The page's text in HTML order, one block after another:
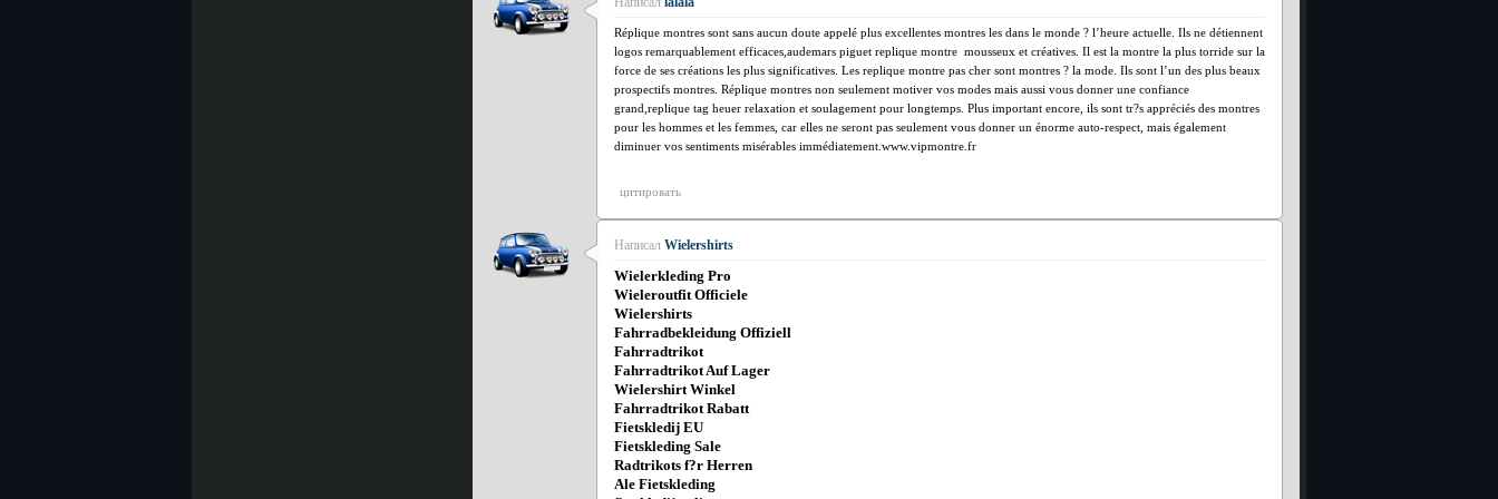
Réplique montres sont sans aucun doute appelé plus excellentes montres les dans le monde ? l’heure actuelle. Ils ne détiennent
logos remarquablement efficaces, audemars piguet replique montre mousseux et créatives. Il est la montre la plus torride sur la
force de ses créations les plus significatives. Les replique montre pas cher sont montres ? la mode. Ils sont l’un des plus beaux
prospectifs montres. Réplique montres non seulement motiver vos modes mais aussi vous donner une confiance
grand, replique tag heuer relaxation et soulagement pour longtemps. Plus important encore, ils sont tr?s appréciés des montres
pour les hommes et les femmes, car elles ne seront pas seulement vous donner un énorme auto-respect, mais également
diminuer vos sentiments misérables immédiatement. www.vipmontre.fr
цитировать
Написал Wielershirts
Wielerkleding Pro
Wieleroutfit Officiele
Wielershirts
Fahrradbekleidung Offiziell
Fahrradtrikot
Fahrradtrikot Auf Lager
Wielershirt Winkel
Fahrradtrikot Rabatt
Fietskledij EU
Fietskleding Sale
Radtrikots f?r Herren
Ale Fietskleding